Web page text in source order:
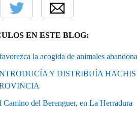
EN ESTE BLOG:
la acogida de animales
Y DISTRIBUÍA
del Berenguer, en La Herradura